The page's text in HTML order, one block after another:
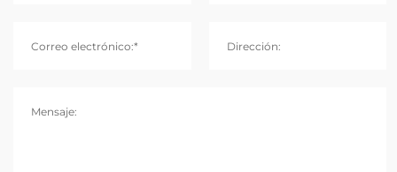
Correo electrónico:* Dirección:
Mensaje: